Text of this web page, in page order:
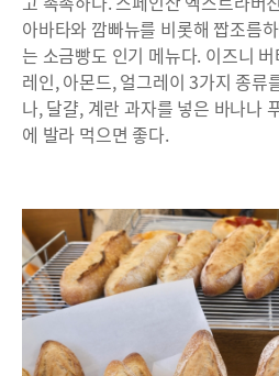
아바타와 깜빠뉴를 비롯해 짭조름
는 소금빵도 인기 메뉴다. 이즈니
레인, 아몬드, 얼그레이 3가지 종류
나, 달걀, 계란 과자를 넣은 바나나
에 발라 먹으면 좋다.